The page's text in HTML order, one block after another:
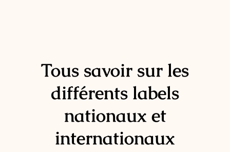
Tous savoir sur les
différents labels
nationaux et
internationaux